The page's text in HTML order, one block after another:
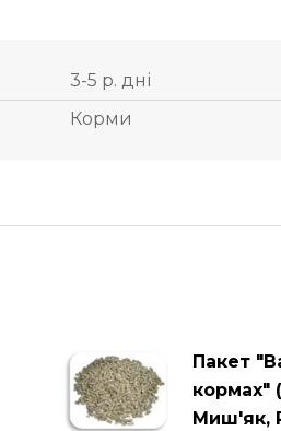
3-5 р. дні
Корми
Пакет
кормах"
Миш'як,